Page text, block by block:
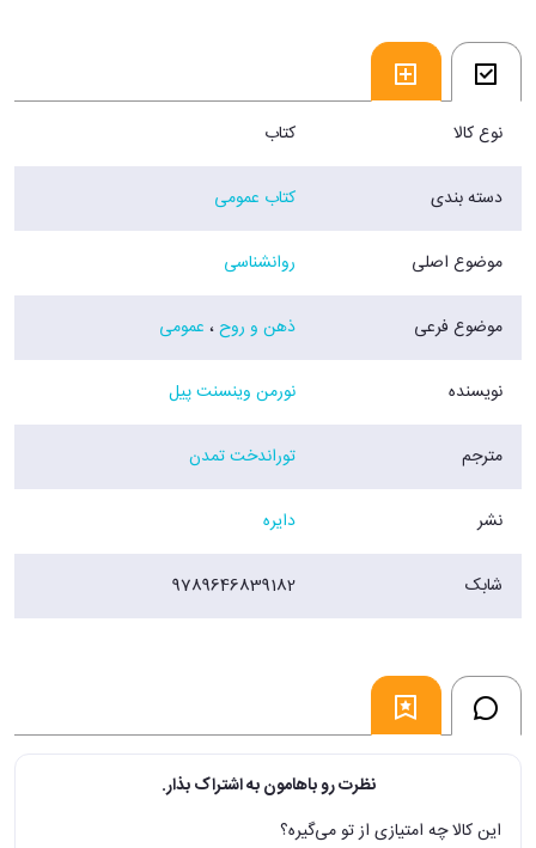
نوع کالا کتاب
دسته بندی کتاب عمومی
موضوع اصلی روانشناسی
موضوع فرعی ذهن و روح، عمومی
نویسنده نورمن وینسنت پیل
مترجم توراندخت تمدن
نشر دایره
شابک 9789646839182
نظرت رو باهامون به اشتراک بذار.
این کالا چه امتیازی از تو می‌گیره؟